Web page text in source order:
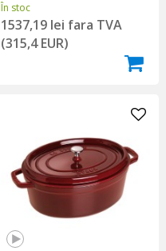
În stoc
1537,19 lei fara TVA
(315,4 EUR)